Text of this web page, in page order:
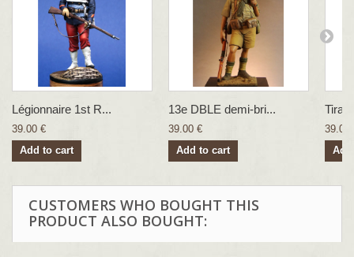
Légionnaire 1st R...
39.00 €
Add to cart
13e DBLE demi-bri...
39.00 €
Add to cart
39.00
CUSTOMERS WHO BOUGHT THIS
PRODUCT ALSO BOUGHT: